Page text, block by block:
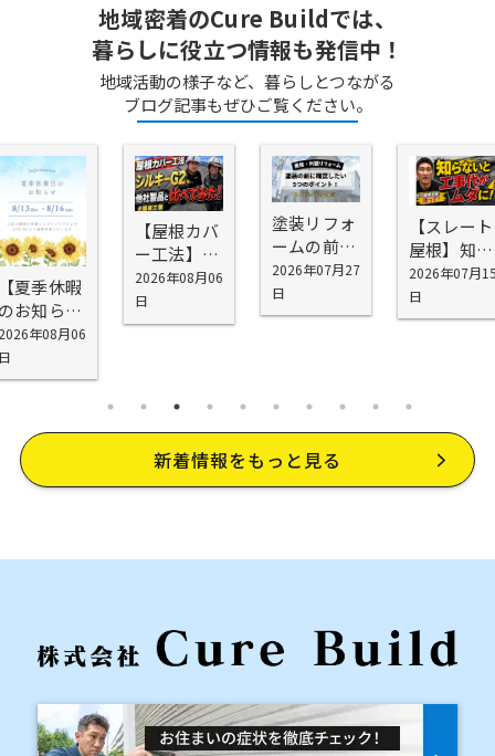
地域密着のCure Buildでは、
暮らしに役立つ情報も発信中！
地域活動の様子など、暮らしとつながる
ブログ記事もぜひご覧ください。
夏季休暇
お知ら
】年08月06
【屋根カバ
ー工法】シ
スキーG2を
お勧めする
理由
2026年08月06
日
塗装リフォ
ームの前に
確認したい
5つの場所
｜外壁塗装
ト
2026年07月27
日
【スレート
屋根】知ら
ないと工事
代が無駄に
なる！屋根
理由
2026年07月
日
新着情報をもっと見る